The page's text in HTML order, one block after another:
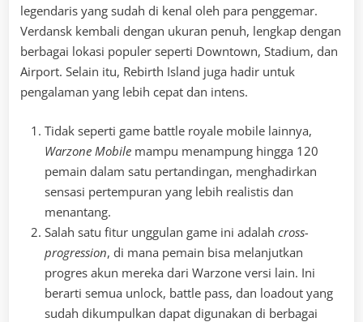
legendaris yang sudah di kenal oleh para penggemar.
Verdansk kembali dengan ukuran penuh, lengkap dengan
berbagai lokasi populer seperti Downtown, Stadium, dan
Airport. Selain itu, Rebirth Island juga hadir untuk
pengalaman yang lebih cepat dan intens.
Tidak seperti game battle royale mobile lainnya,
Warzone Mobile mampu menampung hingga 120
pemain dalam satu pertandingan, menghadirkan
sensasi pertempuran yang lebih realistis dan
menantang.
Salah satu fitur unggulan game ini adalah cross-
progression, di mana pemain bisa melanjutkan
progres akun mereka dari Warzone versi lain. Ini
berarti semua unlock, battle pass, dan loadout yang
sudah dikumpulkan dapat digunakan di berbagai